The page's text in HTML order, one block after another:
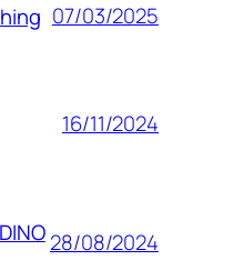
07/03/2025
16/11/2024
28/08/2024